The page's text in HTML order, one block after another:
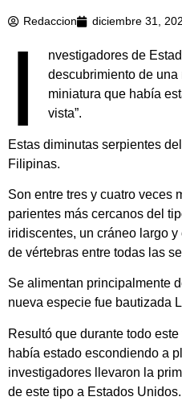
Redaccion diciembre 31,
I
nvestigadores de
descubrimiento de
miniatura que había
vista”.
Estas diminutas serpientes
Filipinas.
Son entre tres y cuatro veces
parientes más cercanos del
iridiscentes, un cráneo largo
de vértebras entre todas las
Se alimentan principalmente
nueva especie fue bautizada
​Resultó que durante todo
había estado escondiendo a
investigadores llevaron la
de este tipo a Estados Unidos.